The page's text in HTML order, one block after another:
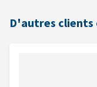
D'autres